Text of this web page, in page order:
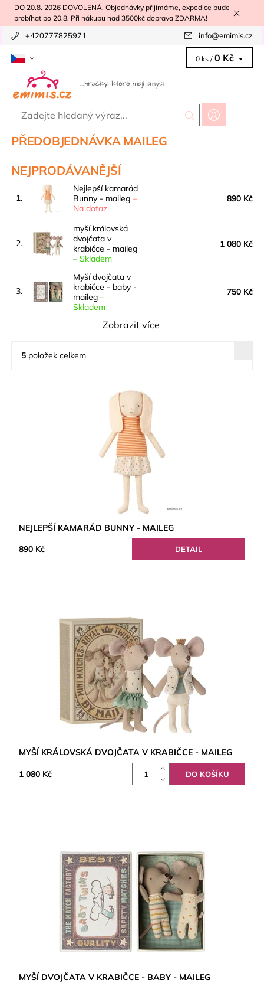
DO 20.8. 2026 DOVOLENÁ. Objednávky přijímáme, expedice bude
probíhat po 20.8. Při nákupu nad 3500kč doprava ZDARMA!
+420777825971 info@emimis.cz
0 ks / 0 Kč
PŘEDOBJEDNÁVKA MAILEG
NEJPRODÁVANĚJŠÍ
1.
Nejlepší kamarád
Bunny - maileg –
Na dotaz
890 Kč
2.
myší královská
dvojčata v
krabičce - maileg
– Skladem
1 080 Kč
3.
Myší dvojčata v
krabičce - baby -
maileg –
Skladem
750 Kč
Zobrazit více
5 položek celkem
NEJLEPŠÍ KAMARÁD BUNNY - MAILEG
890 Kč DETAIL
MYŠÍ KRÁLOVSKÁ DVOJČATA V KRABIČCE - MAILEG
1 080 Kč
MYŠÍ DVOJČATA V KRABIČCE - BABY - MAILEG